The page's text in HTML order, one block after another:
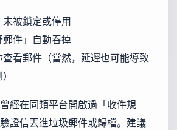
被鎖定或停用
件」自動吞掉
查看郵件（當然，延遲也可能導致
經在同類平台開啟過「收件規
證信丟進垃圾郵件或歸檔。建議